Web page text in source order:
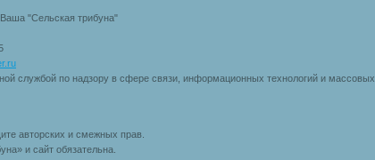
"Сельская трибуна"
службой по надзору в сфере связи, информационных технологий и массовых
авторских и смежных прав.
и сайт обязательна.